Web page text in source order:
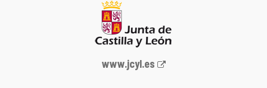
Junta
www.jcyl.es